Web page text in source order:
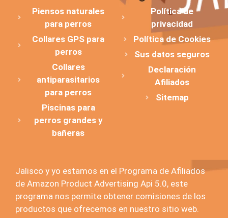
Piensos naturales
para perros
Collares GPS para
perros
Collares
antiparasitarios
para perros
Piscinas para
perros grandes y
bañeras
Política de
privacidad
Política de Cookies
Sus datos seguros
Declaración
Afiliados
Sitemap
Jalisco y yo estamos en el Programa de Afiliados
de Amazon Product Advertising Api 5.0, este
programa nos permite obtener comisiones de los
productos que ofrecemos en nuestro sitio web.